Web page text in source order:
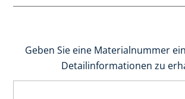
Geben Sie eine Materialnummer
Detailinformationen zu